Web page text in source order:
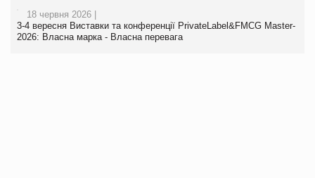
18 червня 2026 |
3-4 вересня Виставки та конференції PrivateLabel&FMCG Master-
2026: Власна марка - Власна перевага